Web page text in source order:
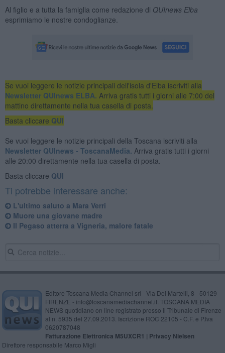
Al figlio e a tutta la famiglia come redazione di QUInews Elba
esprimiamo le nostre condoglianze.
Se vuoi leggere le notizie principali dell'isola d'Elba iscriviti alla
Newsletter QUInews ELBA. Arriva gratis tutti i giorni alle 7:00 del
mattino direttamente nella tua casella di posta.
Basta cliccare QUI
Se vuoi leggere le notizie principali della Toscana iscriviti alla
Newsletter QUInews - ToscanaMedia. Arriva gratis tutti i giorni
alle 20:00 direttamente nella tua casella di posta.
Basta cliccare QUI
Ti potrebbe interessare anche:
L'ultimo saluto a Mara Verri
Muore una giovane madre
Il Pegaso atterra a Vigneria, malore fatale
Editore Toscana Media Channel srl - Via Dei Martelli, 8 - 50129
FIRENZE - info@toscanamediachannel.it. TOSCANA MEDIA
NEWS quotidiano on line registrato presso il Tribunale di Firenze
al n. 5935 del 27.09.2013. Iscrizione ROC 22105 - C.F. e P.Iva
0620787048
Fatturazione Elettronica M5UXCR1 | Privacy Nielsen
Direttore responsabile Marco Migli